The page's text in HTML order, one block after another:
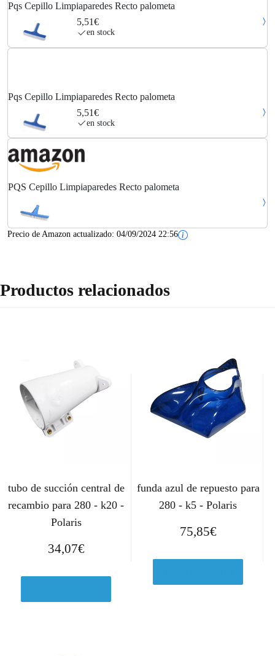
Pqs Cepillo Limpiaparedes Recto palometa
5,51€
en stock
Pqs Cepillo Limpiaparedes Recto palometa
5,51€
en stock
PQS Cepillo Limpiaparedes Recto palometa
Precio de Amazon actualizado: 04/09/2024 22:56
Productos relacionados
tubo de succión central de
recambio para 280 - k20 -
Polaris
34,07€
funda azul de repuesto para
280 - k5 - Polaris
75,85€